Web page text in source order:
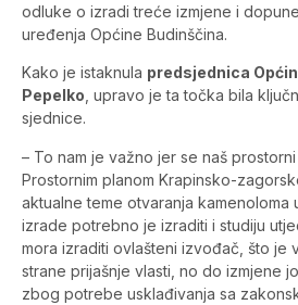
odluke o izradi treće izmjene i
uređenja Općine Budinščina.
Kako je istaknula predsjednica
Pepelko , upravo je ta točka bila
sjednice.
– To nam je važno jer se naš
Prostornim planom Krapinsko-
aktualne teme otvaranja kamenoloma
izrade potrebno je izraditi i studiju
mora izraditi ovlašteni izvođač, što je
strane prijašnje vlasti, no do izmjene
zbog potrebe usklađivanja sa